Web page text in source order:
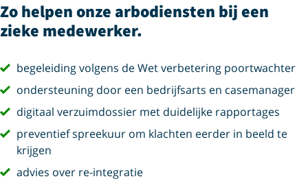
Zo helpen onze arbodiensten bij een
zieke medewerker.
vink
begeleiding volgens de Wet verbetering poortwachter
vink
ondersteuning door een bedrijfsarts en casemanager
vink
digitaal verzuimdossier met duidelijke rapportages
vink
preventief spreekuur om klachten eerder in beeld te
krijgen
vink
advies over re-integratie